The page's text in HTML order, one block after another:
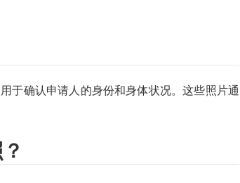
于确认申请人的身份和身体状况。这些照片通